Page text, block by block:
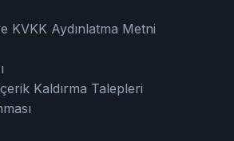
KVKK Aydınlatma Metni
Kaldırma Talepleri